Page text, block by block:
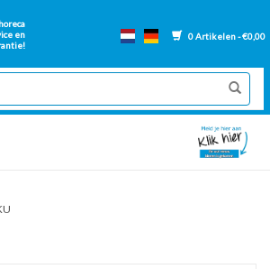
en
0 Artikelen - €0,00